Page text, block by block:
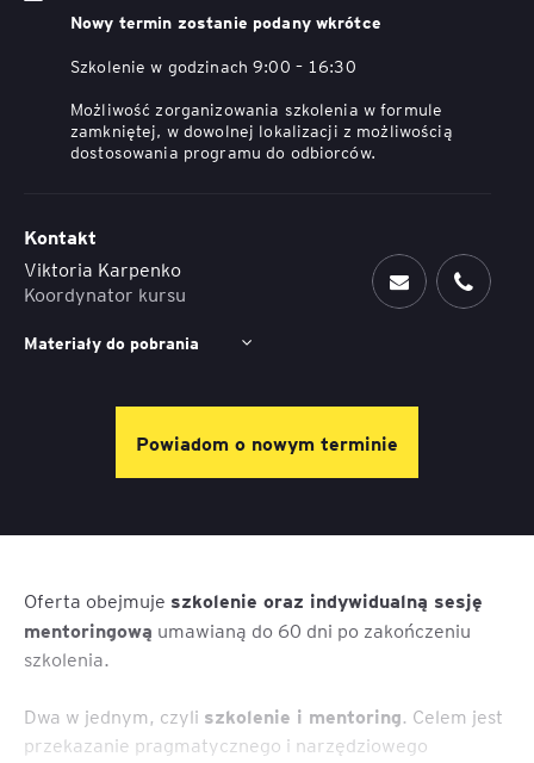
Oferta obejmuje szkolenie oraz indywidualną sesję
mentoringową umawianą do 60 dni po zakończeniu
szkolenia.
Dwa w jednym, czyli szkolenie i mentoring. Celem jest
przekazanie pragmatycznego i narzędziowego
Nowy termin zostanie podany wkrótce
Szkolenie w godzinach 9:00 – 16:30
Możliwość zorganizowania szkolenia w formule
zamkniętej, w dowolnej lokalizacji z możliwością
dostosowania programu do odbiorców.
Kontakt
Viktoria Karpenko
Koordynator kursu
Materiały do pobrania
Powiadom o nowym terminie